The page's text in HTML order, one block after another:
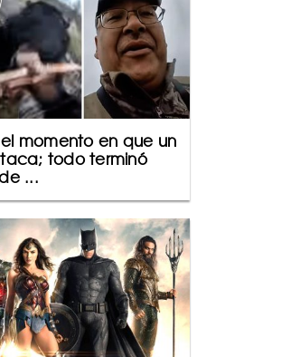
momento en que un
todo terminó
...